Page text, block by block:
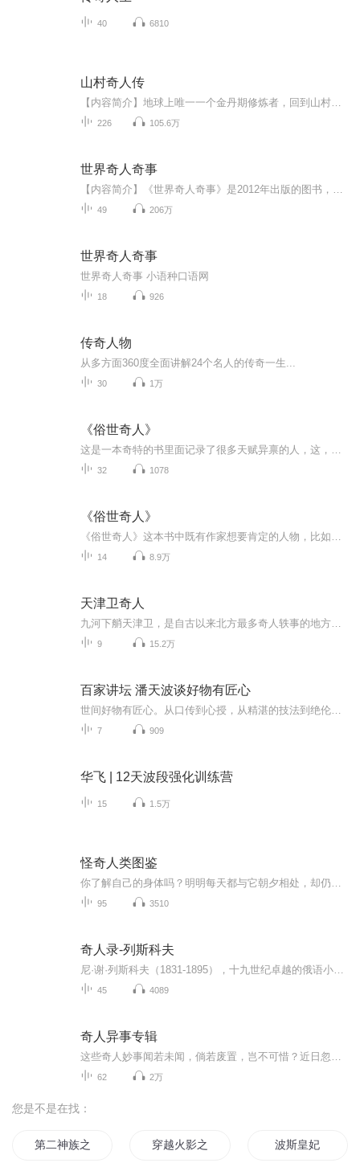
40 6810
山村奇人传
226 105.6万
世界奇人奇事
49 206万
世界奇人奇事
世界奇人奇事 小语种口语网
18 926
传奇人物
从多方面360度全面讲解24个名人的传奇一生...
30 1万
《俗世奇人》
32 1078
《俗世奇人》
14 8.9万
天津卫奇人
9 15.2万
百家讲坛 潘天波谈好物有匠心
7 909
华飞 | 12天波段强化训练营
15 1.5万
怪奇人类图鉴
95 3510
奇人录-列斯科夫
45 4089
奇人异事专辑
62 2万
您是不是在找：
第二神族之南波万成神记穿越火影之我是声波 波斯皇妃